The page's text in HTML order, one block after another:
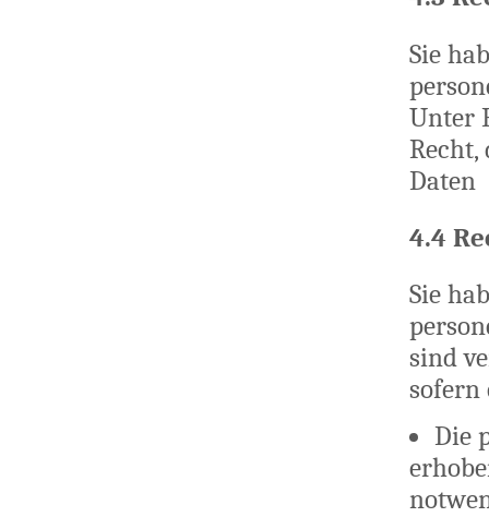
Sie
Unter
Recht,
Daten
4.4
Sie
sind
sofern
Die